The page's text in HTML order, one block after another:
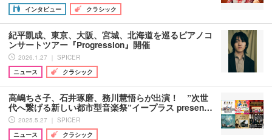
インタビュー
クラシック
紀平凱成、東京、大阪、宮城、北海道を巡るピアノコ
ンサートツアー『Progression』開催
2026.1.27 ｜ SPICER
ニュース
クラシック
高嶋ちさ子、石井琢磨、務川慧悟らが出演！ ”次世
代へ繋げる新しい都市型音楽祭”イープラス presen…
2025.5.27 ｜ SPICER
ニュース
クラシック